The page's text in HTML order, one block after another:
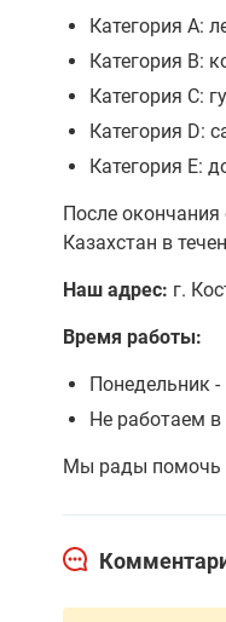
Категория A:
Категория B:
Категория C:
Категория D:
Категория E:
После
Казахстан в
Наш адрес: г.
Время работы:
Понедельник
Не работаем
Мы рады помочь